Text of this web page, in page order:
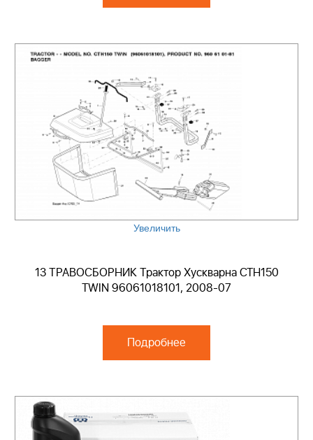
Увеличить
13 ТРАВОСБОРНИК Трактор Хускварна CTH150
TWIN 96061018101, 2008-07
Подробнее